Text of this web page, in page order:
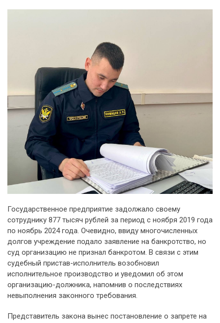
Государственное предприятие задолжало своему
сотруднику 877 тысяч рублей за период с ноября 2019 года
по ноябрь 2024 года. Очевидно, ввиду многочисленных
долгов учреждение подало заявление на банкротство, но
суд организацию не признал банкротом. В связи с этим
судебный пристав-исполнитель возобновил
исполнительное производство и уведомил об этом
организацию-должника, напомнив о последствиях
невыполнения законного требования.
Представитель закона вынес постановление о запрете на